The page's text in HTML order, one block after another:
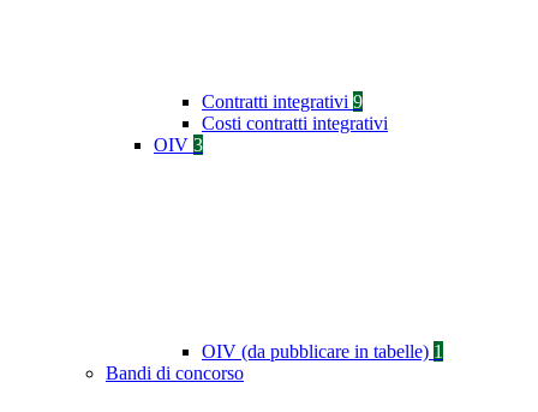
Contratti integrativi 9
Costi contratti integrativi
OIV 3
OIV (da pubblicare in tabelle) 1
Bandi di concorso